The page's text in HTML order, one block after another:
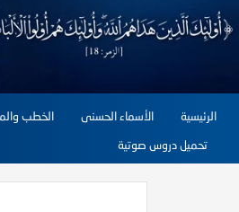
الرئيسية الأسماء الحسنى الخطب
تحميل دروس صوتية